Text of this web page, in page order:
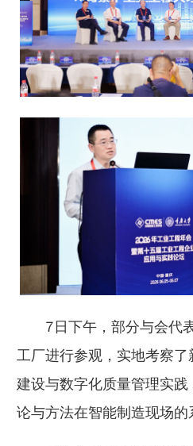
7日下午，部分与会代
工厂进行参观，实地考察
建设与数字化质量管理实
论与方法在智能制造现场的